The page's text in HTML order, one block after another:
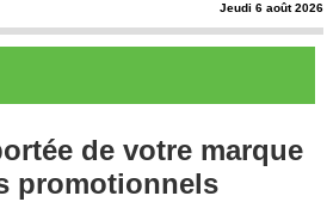
Jeudi 6 août 2026
de votre marque
promotionnels